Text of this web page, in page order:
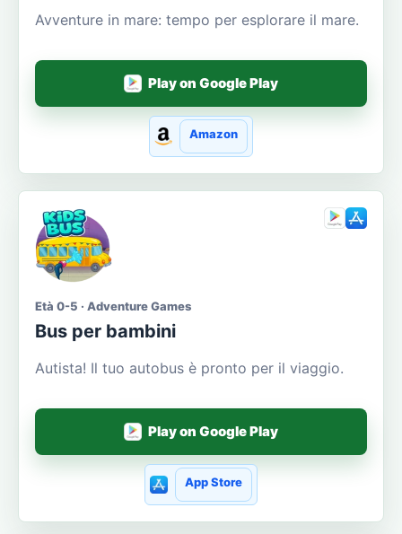
Avventure in mare: tempo per esplorare il mare.
Play on Google Play
Amazon
Età 0-5 · Adventure Games
Bus per bambini
Autista! Il tuo autobus è pronto per il viaggio.
Play on Google Play
App Store